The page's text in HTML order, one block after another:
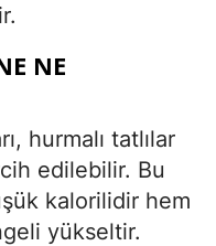
NE
hurmalı tatlılar
edilebilir. Bu
kalorilidir hem
yükseltir.